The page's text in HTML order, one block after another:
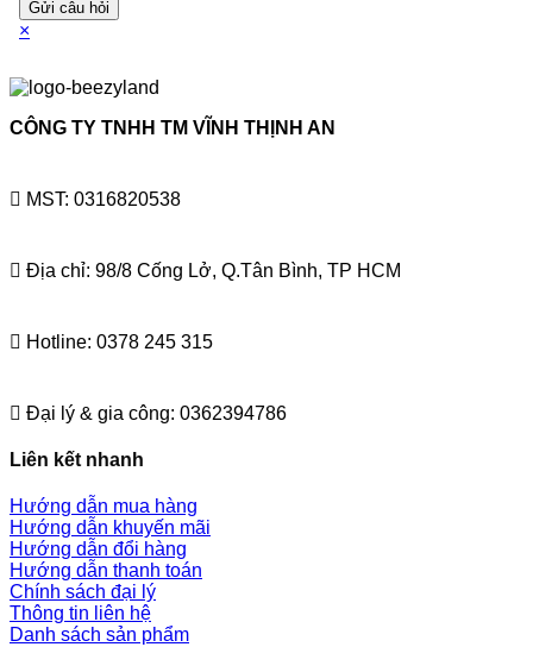
Gửi câu hỏi
×
CÔNG TY TNHH TM VĨNH THỊNH AN
MST: 0316820538
Địa chỉ: 98/8 Cống Lở, Q.Tân Bình, TP HCM
Hotline: 0378 245 315
Đại lý & gia công: 0362394786
Liên kết nhanh
Hướng dẫn mua hàng
Hướng dẫn khuyến mãi
Hướng dẫn đổi hàng
Hướng dẫn thanh toán
Chính sách đại lý
Thông tin liên hệ
Danh sách sản phẩm